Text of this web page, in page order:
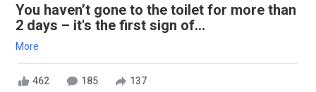
You haven’t gone to the toilet for more than
2 days – it's the first sign of...
More
462 185 137